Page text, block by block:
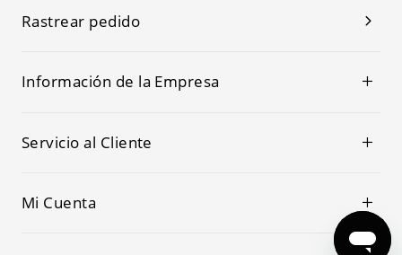
Rastrear pedido
Información de la Empresa
Servicio al Cliente
Mi Cuenta